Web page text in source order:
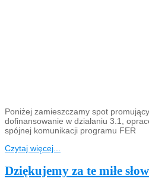
Poniżej zamieszczamy spot
dofinansowanie w działaniu 3.1,
spójnej komunikacji programu FER
Czytaj więcej...
Dziękujemy za te miłe